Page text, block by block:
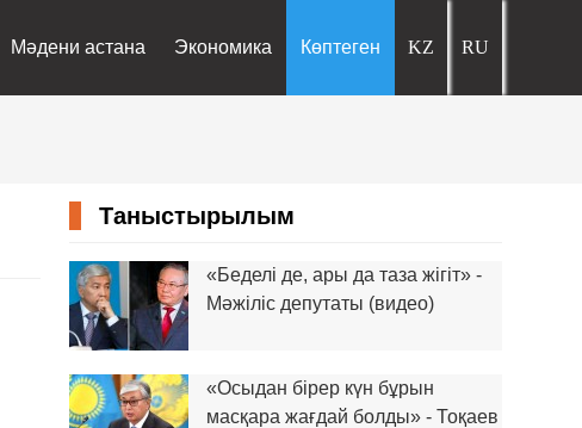
Мәдени астана Экономика Көптеген
Таныстырылым
«Беделі де, ары да таза жігіт» -
Мәжіліс депутаты (видео)
«Осыдан бірер күн бұрын
масқара жағдай болды» - Тоқаев